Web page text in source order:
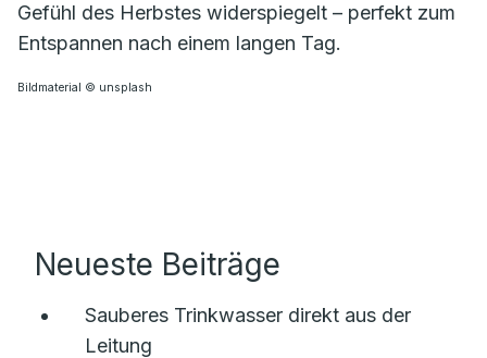
Gefühl des Herbstes widerspiegelt – perfekt zum
Entspannen nach einem langen Tag.
Bildmaterial © unsplash
Neueste Beiträge
Sauberes Trinkwasser direkt aus der
Leitung